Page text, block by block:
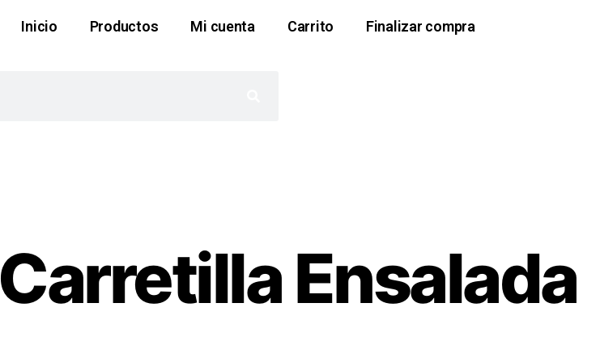
Inicio Productos Mi cuenta Carrito Finalizar compra
Carretilla Ensalada